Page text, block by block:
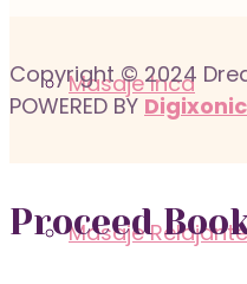
Masaje Inca
Masaje Relajante
Copyright © 2024
POWERED BY
Proceed